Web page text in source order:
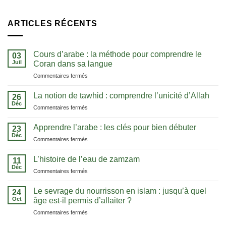
ARTICLES RÉCENTS
03
Juil
Cours d’arabe : la méthode pour comprendre le
Coran dans sa langue
Commentaires fermés
d’arabe
pour
dans
26
Déc
La notion de tawhid : comprendre l’unicité d’Allah
Commentaires fermés
notion
comprendre
23
Déc
Apprendre l’arabe : les clés pour bien débuter
Commentaires fermés
l’arabe
pour
bien
11
Déc
L’histoire de l’eau de zamzam
Commentaires fermés
l’eau
de
24
Oct
Le sevrage du nourrisson en islam : jusqu’à quel
âge est-il permis d’allaiter ?
Commentaires fermés